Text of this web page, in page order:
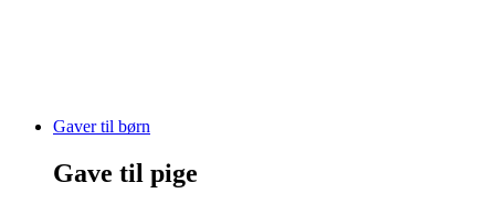
Gaver til børn
Gave til pige